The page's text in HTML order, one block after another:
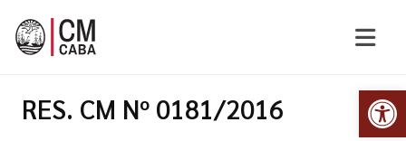
RES. CM Nº 0181/2016